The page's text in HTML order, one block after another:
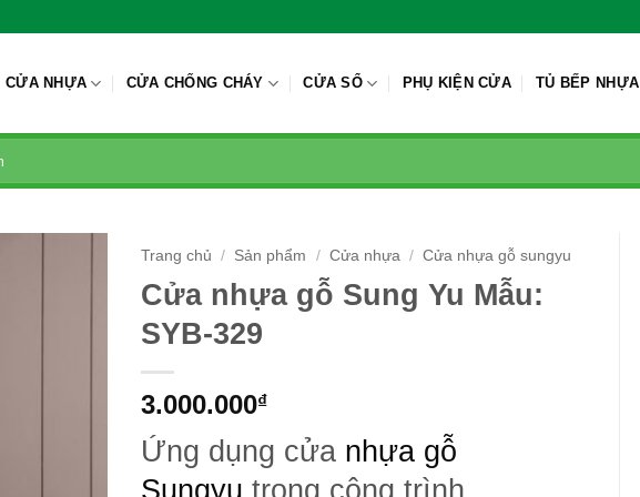
CỬA NHỰA CỬA CHỐNG CHÁY CỬA SỔ PHỤ KIỆN CỬA TỦ BẾP NHỰA
Trang chủ / Sản phẩm / Cửa nhựa / Cửa nhựa gỗ sungyu
Cửa nhựa gỗ Sung Yu Mẫu:
SYB-329
3.000.000₫
Ứng dụng cửa nhựa gỗ
Sungyu trong công trình